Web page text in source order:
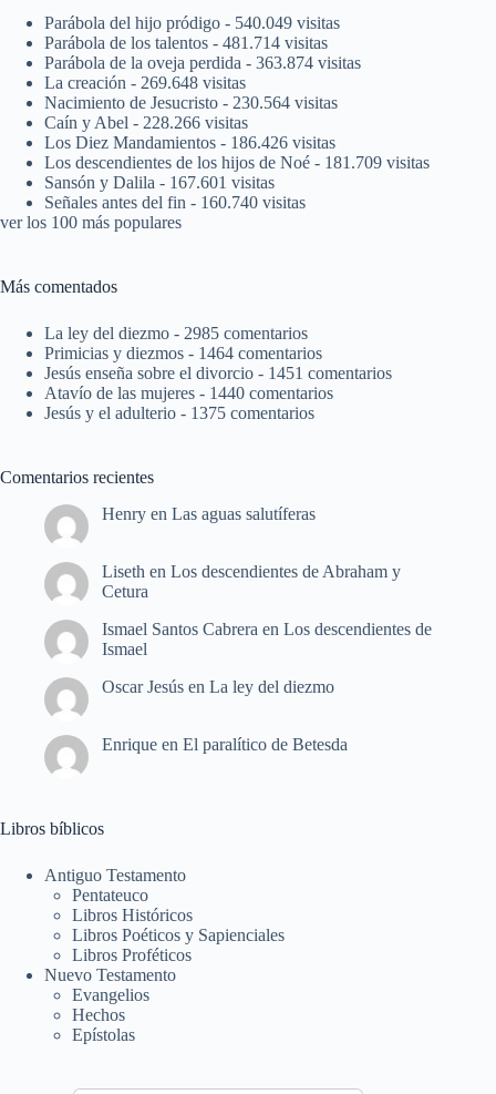
Parábola del hijo pródigo - 540.049 visitas
Parábola de los talentos - 481.714 visitas
Parábola de la oveja perdida - 363.874 visitas
La creación - 269.648 visitas
Nacimiento de Jesucristo - 230.564 visitas
Caín y Abel - 228.266 visitas
Los Diez Mandamientos - 186.426 visitas
Los descendientes de los hijos de Noé - 181.709 visitas
Sansón y Dalila - 167.601 visitas
Señales antes del fin - 160.740 visitas
ver los 100 más populares
Más comentados
La ley del diezmo - 2985 comentarios
Primicias y diezmos - 1464 comentarios
Jesús enseña sobre el divorcio - 1451 comentarios
Atavío de las mujeres - 1440 comentarios
Jesús y el adulterio - 1375 comentarios
Comentarios recientes
Henry en Las aguas salutíferas
Liseth en Los descendientes de Abraham y
Cetura
Ismael Santos Cabrera en Los descendientes de
Ismael
Oscar Jesús en La ley del diezmo
Enrique en El paralítico de Betesda
Libros bíblicos
Antiguo Testamento
Pentateuco
Libros Históricos
Libros Poéticos y Sapienciales
Libros Proféticos
Nuevo Testamento
Evangelios
Hechos
Epístolas